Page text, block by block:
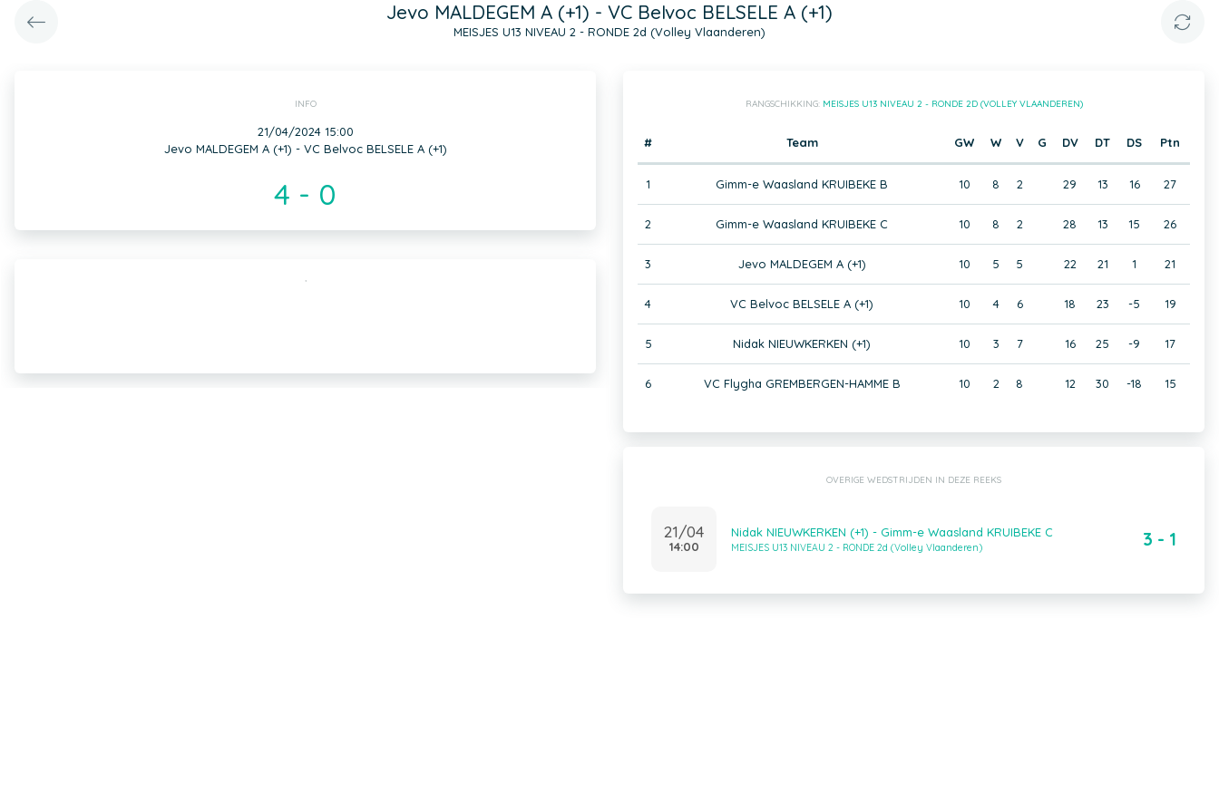
Jevo MALDEGEM A (+1) - VC Belvoc BELSELE A (+1)
MEISJES U13 NIVEAU 2 - RONDE 2d (Volley Vlaanderen)
INFO
21/04/2024 15:00
Jevo MALDEGEM A (+1) - VC Belvoc BELSELE A (+1)
4 - 0
,
RANGSCHIKKING: MEISJES U13 NIVEAU 2 - RONDE 2D (VOLLEY VLAANDEREN)
# Team GW W V G DV DT DS Ptn
1 Gimm-e Waasland KRUIBEKE B 10 8 2 29 13 16 27
2 Gimm-e Waasland KRUIBEKE C 10 8 2 28 13 15 26
3 Jevo MALDEGEM A (+1) 10 5 5 22 21 1 21
4 VC Belvoc BELSELE A (+1) 10 4 6 18 23 -5 19
5 Nidak NIEUWKERKEN (+1) 10 3 7 16 25 -9 17
6 VC Flygha GREMBERGEN-HAMME B 10 2 8 12 30 -18 15
OVERIGE WEDSTRIJDEN IN DEZE REEKS
21/04
14:00
Nidak NIEUWKERKEN (+1) - Gimm-e Waasland KRUIBEKE C
MEISJES U13 NIVEAU 2 - RONDE 2d (Volley Vlaanderen) 3 - 1